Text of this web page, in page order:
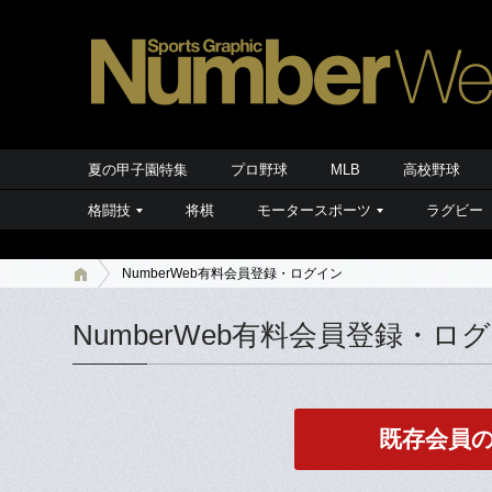
夏の甲子園特集 プロ野球 MLB 高校野球
格闘技 将棋 モータースポーツ ラグビー
NumberWeb有料会員登録・ログイン
NumberWeb有料会員登録・ロ
既存会員